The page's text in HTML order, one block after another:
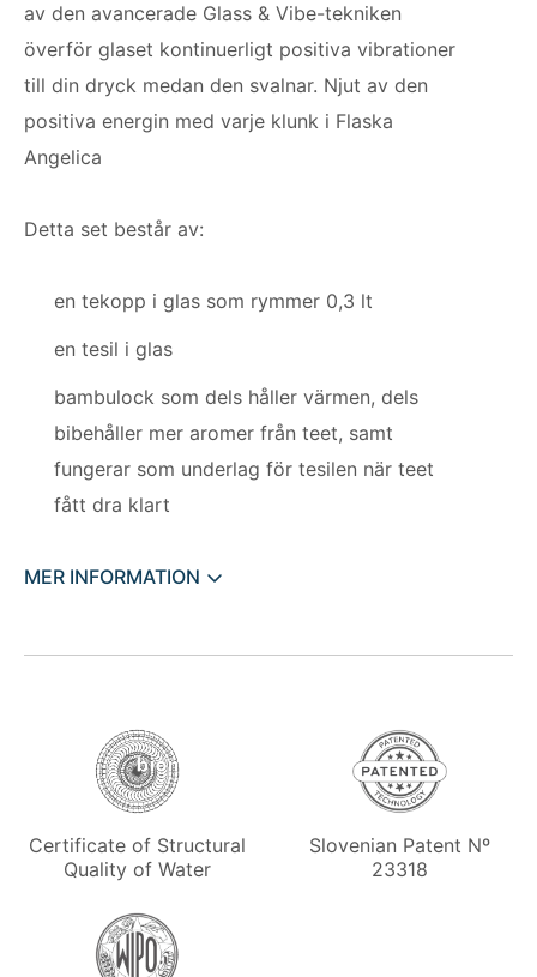
av den avancerade Glass & Vibe-tekniken
överför glaset kontinuerligt positiva vibrationer
till din dryck medan den svalnar. Njut av den
positiva energin med varje klunk i Flaska
Angelica
Detta set består av:
en tekopp i glas som rymmer 0,3 lt
en tesil i glas
bambulock som dels håller värmen, dels
bibehåller mer aromer från teet, samt
fungerar som underlag för tesilen när teet
fått dra klart
MER INFORMATION
Certificate of Structural
Quality of Water
Slovenian Patent Nº
23318